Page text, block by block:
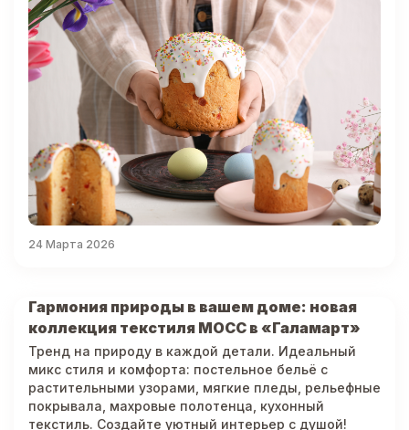
24 Марта 2026
Гармония природы в вашем доме: новая
коллекция текстиля МОСС в «Галамарт»
Тренд на природу в каждой детали. Идеальный
микс стиля и комфорта: постельное бельё с
растительными узорами, мягкие пледы, рельефные
покрывала, махровые полотенца, кухонный
текстиль. Создайте уютный интерьер с душой!